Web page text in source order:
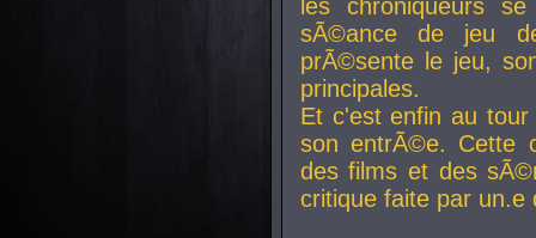
les chroniqueurs
sÃ©ance de jeu
prÃ©sente le jeu,
principales.
Et c'est enfin au
son entrÃ©e. Cette
des films et des
critique faite par